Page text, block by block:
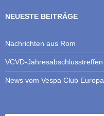
NEUESTE BEITRÄGE
Nachrichten aus Rom
VCVD-Jahresabschlusstreffen
News vom Vespa Club Europa